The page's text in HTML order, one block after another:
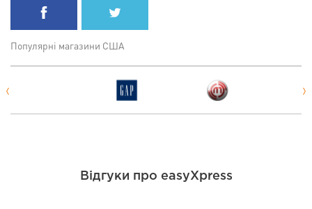
Популярні магазини США
Відгуки про easyXpress